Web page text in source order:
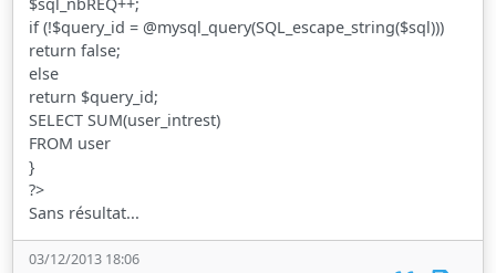
if (!$query_id = @mysql_query(SQL_escape_string($sql)))
return false;
else
return $query_id;
SELECT SUM(user_intrest)
FROM user
}
?>
Sans résultat...
03/12/2013 18:06